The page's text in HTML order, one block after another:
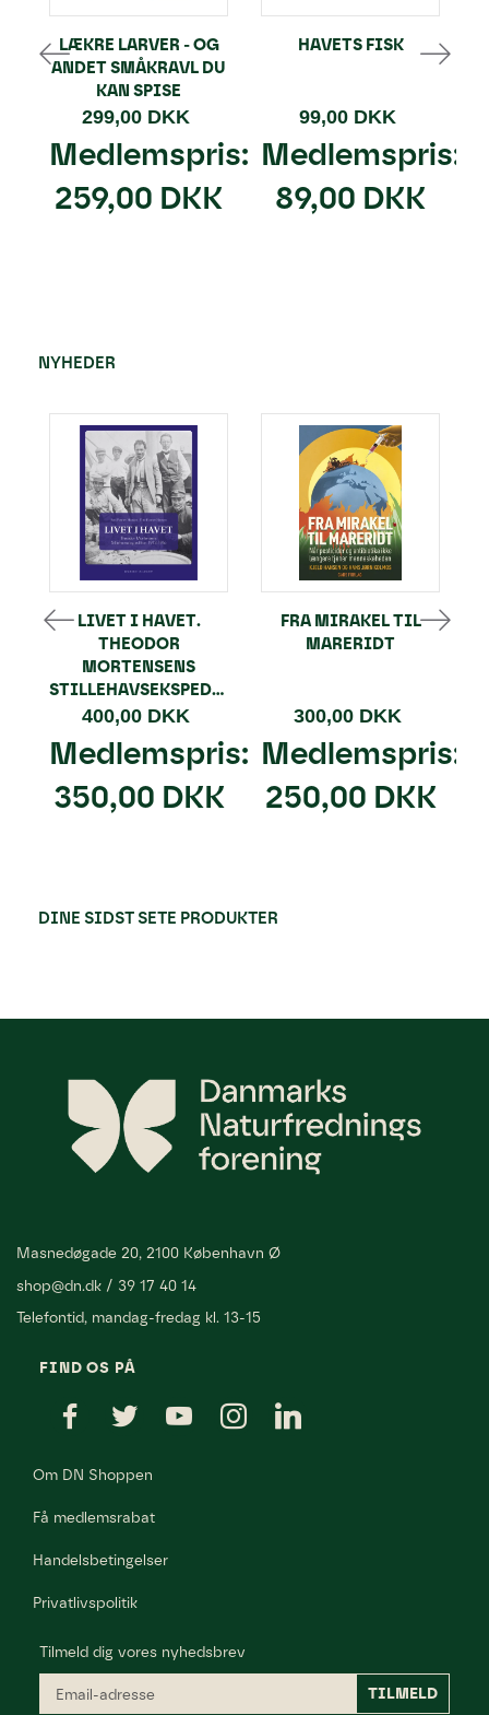
LÆKRE LARVER - OG
ANDET SMÅKRAVL DU
KAN SPISE
299,00 DKK
Medlemspris:
259,00 DKK
HAVETS FISK
99,00 DKK
Medlemspris:
89,00 DKK
NYHEDER
LIVET I HAVET.
THEODOR
MORTENSENS
STILLEHAVSEKSPEDITION
400,00 DKK
Medlemspris:
350,00 DKK
FRA MIRAKEL TIL
MARERIDT
300,00 DKK
Medlemspris:
250,00 DKK
DINE SIDST SETE PRODUKTER
Masnedøgade 20, 2100 København Ø
shop@dn.dk / 39 17 40 14
Telefontid, mandag-fredag kl. 13-15
FIND OS PÅ
Om DN Shoppen
Få medlemsrabat
Handelsbetingelser
Privatlivspolitik
Tilmeld dig vores nyhedsbrev
adresse
TILMELD